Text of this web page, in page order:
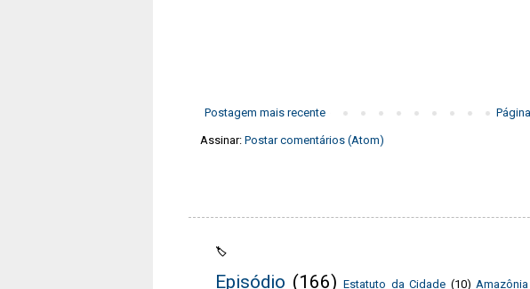
Postagem mais recente
Assinar: Postar comentários (Atom)
🏷️
Episódio (166) Estatuto da Cidade (10)